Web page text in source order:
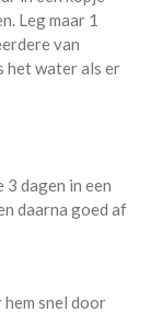
Leg maar 1
van
het water als er
dagen in een
daarna goed af
snel door